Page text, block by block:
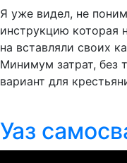
Я уже видел, не
инструкцию которая
на вставляли своих
Минимум затрат, без
вариант для
Уаз